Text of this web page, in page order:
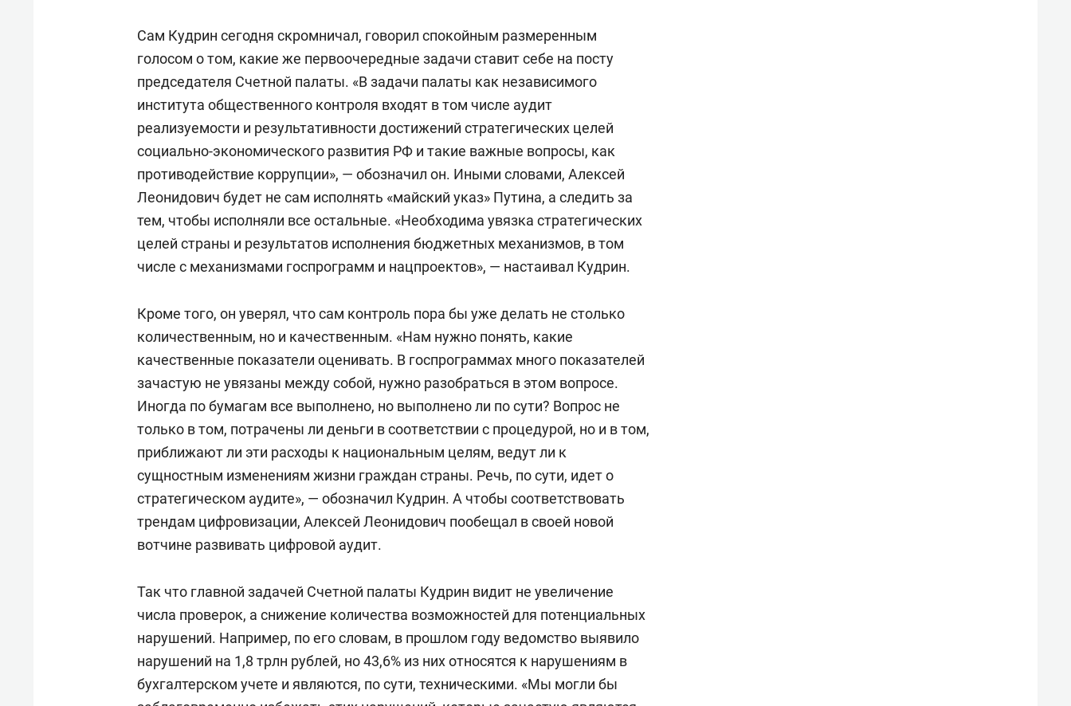
Сам Кудрин сегодня скромничал, говорил спокойным размеренным
голосом о том, какие же первоочередные задачи ставит себе на посту
председателя Счетной палаты. «В задачи палаты как независимого
института общественного контроля входят в том числе аудит
реализуемости и результативности достижений стратегических целей
социально-экономического развития РФ и такие важные вопросы, как
противодействие коррупции», — обозначил он. Иными словами, Алексей
Леонидович будет не сам исполнять «майский указ» Путина, а следить за
тем, чтобы исполняли все остальные. «Необходима увязка стратегических
целей страны и результатов исполнения бюджетных механизмов, в том
числе с механизмами госпрограмм и нацпроектов», — настаивал Кудрин.
Кроме того, он уверял, что сам контроль пора бы уже делать не столько
количественным, но и качественным. «Нам нужно понять, какие
качественные показатели оценивать. В госпрограммах много показателей
зачастую не увязаны между собой, нужно разобраться в этом вопросе.
Иногда по бумагам все выполнено, но выполнено ли по сути? Вопрос не
только в том, потрачены ли деньги в соответствии с процедурой, но и в том,
приближают ли эти расходы к национальным целям, ведут ли к
сущностным изменениям жизни граждан страны. Речь, по сути, идет о
стратегическом аудите», — обозначил Кудрин. А чтобы соответствовать
трендам цифровизации, Алексей Леонидович пообещал в своей новой
вотчине развивать цифровой аудит.
Так что главной задачей Счетной палаты Кудрин видит не увеличение
числа проверок, а снижение количества возможностей для потенциальных
нарушений. Например, по его словам, в прошлом году ведомство выявило
нарушений на 1,8 трлн рублей, но 43,6% из них относятся к нарушениям в
бухгалтерском учете и являются, по сути, техническими. «Мы могли бы